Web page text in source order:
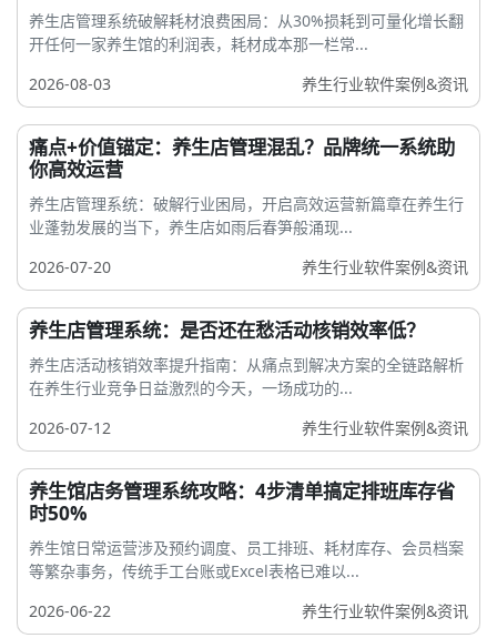
养生店管理系统破解耗材浪费困局：从30%损耗到可量化增长翻
开任何一家养生馆的利润表，耗材成本那一栏常...
2026-08-03
养生行业软件案例&资讯
痛点+价值锚定：养生店管理混乱？品牌统一系统助
你高效运营
养生店管理系统：破解行业困局，开启高效运营新篇章在养生行
业蓬勃发展的当下，养生店如雨后春笋般涌现...
2026-07-20
养生行业软件案例&资讯
养生店管理系统：是否还在愁活动核销效率低？
养生店活动核销效率提升指南：从痛点到解决方案的全链路解析
在养生行业竞争日益激烈的今天，一场成功的...
2026-07-12
养生行业软件案例&资讯
养生馆店务管理系统攻略：4步清单搞定排班库存省
时50%
养生馆日常运营涉及预约调度、员工排班、耗材库存、会员档案
等繁杂事务，传统手工台账或Excel表格已难以...
2026-06-22
养生行业软件案例&资讯